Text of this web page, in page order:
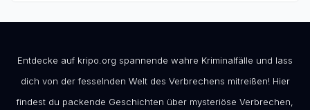
Entdecke auf kripo.org spannende wahre Kriminalfälle und lass
dich von der fesselnden Welt des Verbrechens mitreißen! Hier
findest du packende Geschichten über mysteriöse Verbrechen,